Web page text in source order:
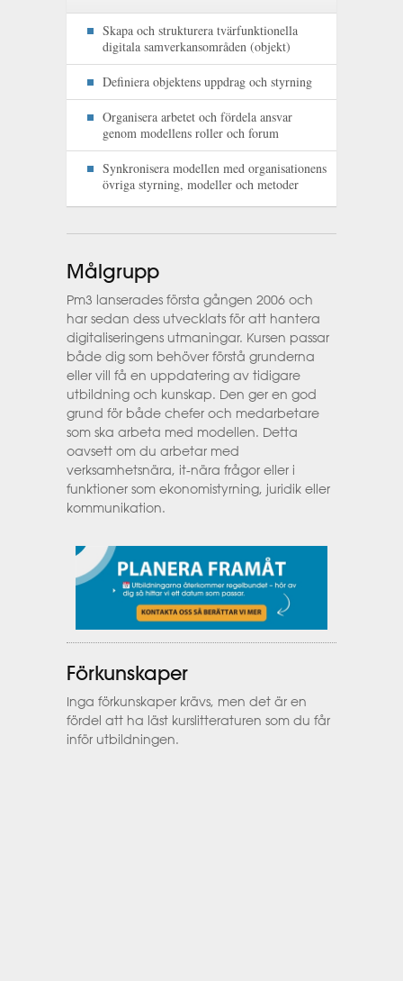
Skapa och strukturera tvärfunktionella
digitala samverkansområden (objekt)
Definiera objektens uppdrag och styrning
Organisera arbetet och fördela ansvar
genom modellens roller och forum
Synkronisera modellen med organisationens
övriga styrning, modeller och metoder
Målgrupp
Pm3 lanserades första gången 2006 och
har sedan dess utvecklats för att hantera
digitaliseringens utmaningar. Kursen passar
både dig som behöver förstå grunderna
eller vill få en uppdatering av tidigare
utbildning och kunskap. Den ger en god
grund för både chefer och medarbetare
som ska arbeta med modellen. Detta
oavsett om du arbetar med
verksamhetsnära, it-nära frågor eller i
funktioner som ekonomistyrning, juridik eller
kommunikation.
Förkunskaper
Inga förkunskaper krävs, men det är en
fördel att ha läst kurslitteraturen som du får
inför utbildningen.